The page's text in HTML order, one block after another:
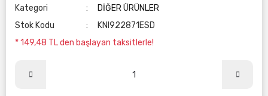
Kategori
DİĞER ÜRÜNLER
Stok Kodu
KNI922871ESD
* 149,48 TL den başlayan taksitlerle!